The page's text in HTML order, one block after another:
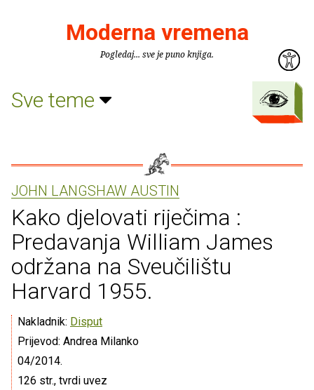
Moderna vremena
Pogledaj... sve je puno knjiga.
Sve teme
JOHN LANGSHAW AUSTIN
Kako djelovati riječima :
Predavanja William James
održana na Sveučilištu
Harvard 1955.
Nakladnik: Disput
Prijevod: Andrea Milanko
04/2014.
126 str., tvrdi uvez